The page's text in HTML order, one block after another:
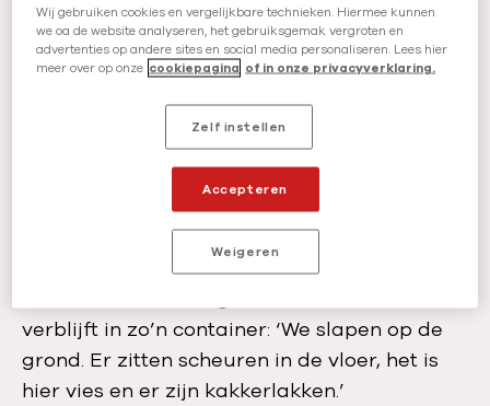
vieze isolatiecontainers
Veel bewoners van kamp Vathy hebben onze
gezondheidswerkers verteld dat zij liever
niet naar de legerartsen in het kamp gaan.
Ze zijn bang dat ze ook in vieze
isolatiecontainers worden opgesloten. In de
isolatiecontainers slapen veel mensen op de
grond, vaak zonder matras. Hanan Khider,
verblijft in zo’n container: ‘We slapen op de
grond. Er zitten scheuren in de vloer, het is
hier vies en er zijn kakkerlakken.’
Wij gebruiken cookies en vergelijkbare technieken. Hiermee kunnen
we oa de website analyseren, het gebruiksgemak vergroten en
advertenties op andere sites en social media personaliseren. Lees hier
meer over op onze cookiepagina of in onze privacyverklaring.
Zelf instellen
Weigeren
Accepteren